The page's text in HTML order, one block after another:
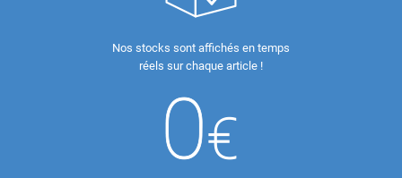
Nos stocks sont affichés en temps
réels sur chaque article !